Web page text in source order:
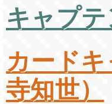
キャプ
カード
寺知世）